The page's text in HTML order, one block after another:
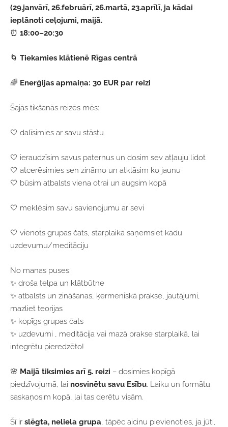
(29.janvārī, 26.februārī, 26.martā, 23.aprīlī, ja kādai
ieplānoti ceļojumi, maijā.
⏰ 18:00–20:30
🌀 Tiekamies klātienē Rīgas centrā
🌈 Enerģijas apmaiņa: 30 EUR par reizi
Šajās tikšanās reizēs mēs:
🤍 dalīsimies ar savu stāstu
🤍 ieraudzīsim savus paternus un dosim sev atļauju lidot
🤍 atcerēsimies sen zināmo un atklāsim ko jaunu
🤍 būsim atbalsts viena otrai un augsim kopā
🤍 meklēsim savu savienojumu ar sevi
🤍 vienots grupas čats, starplaikā saņemsiet kādu
uzdevumu/meditāciju
No manas puses:
✨ droša telpa un klātbūtne
✨ atbalsts un zināšanas, ķermeniskā prakse, jautājumi,
mazliet teorijas
✨ kopīgs grupas čats
✨ uzdevumi , meditācija vai mazā prakse starplaikā, lai
integrētu pieredzēto!
🌸 Maijā tiksimies arī 5. reizi – dosimies kopīgā
piedzīvojumā, lai nosvinētu savu Esību. Laiku un formātu
saskaņosim kopā, lai tas derētu visām.
Šī ir slēgta, neliela grupa, tāpēc aicinu pievienoties, ja jūti,